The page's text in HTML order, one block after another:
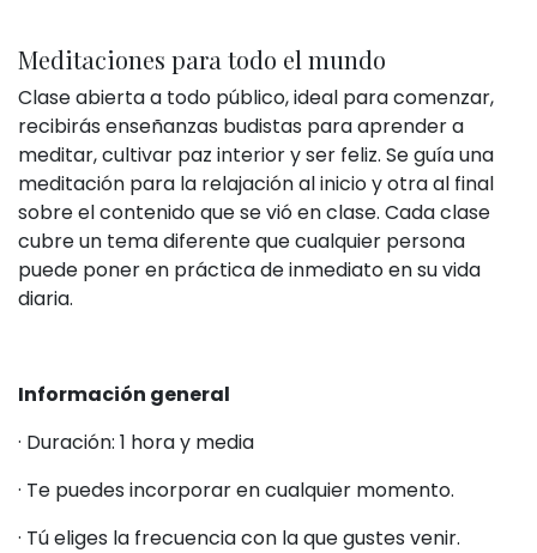
Meditaciones para todo el mundo
Clase abierta a todo público, ideal para comenzar,
recibirás enseñanzas budistas para aprender a
meditar, cultivar paz interior y ser feliz. Se guía una
meditación para la relajación al inicio y otra al final
sobre el contenido que se vió en clase. Cada clase
cubre un tema diferente que cualquier persona
puede poner en práctica de inmediato en su vida
diaria.
Información general
· Duración: 1 hora y media
· Te puedes incorporar en cualquier momento.
· Tú eliges la frecuencia con la que gustes venir.